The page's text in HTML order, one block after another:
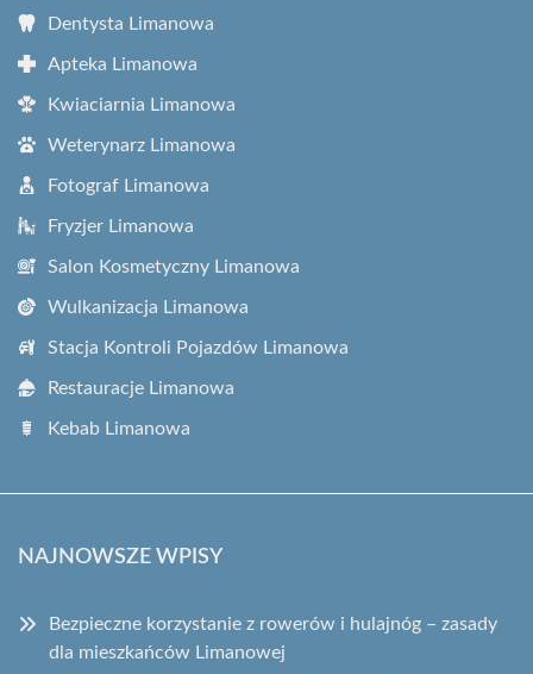
Dentysta Limanowa
Apteka Limanowa
Kwiaciarnia Limanowa
Weterynarz Limanowa
Fotograf Limanowa
Fryzjer Limanowa
Salon Kosmetyczny Limanowa
Wulkanizacja Limanowa
Stacja Kontroli Pojazdów Limanowa
Restauracje Limanowa
Kebab Limanowa
NAJNOWSZE WPISY
Bezpieczne korzystanie z rowerów i hulajnóg – zasady
dla mieszkańców Limanowej